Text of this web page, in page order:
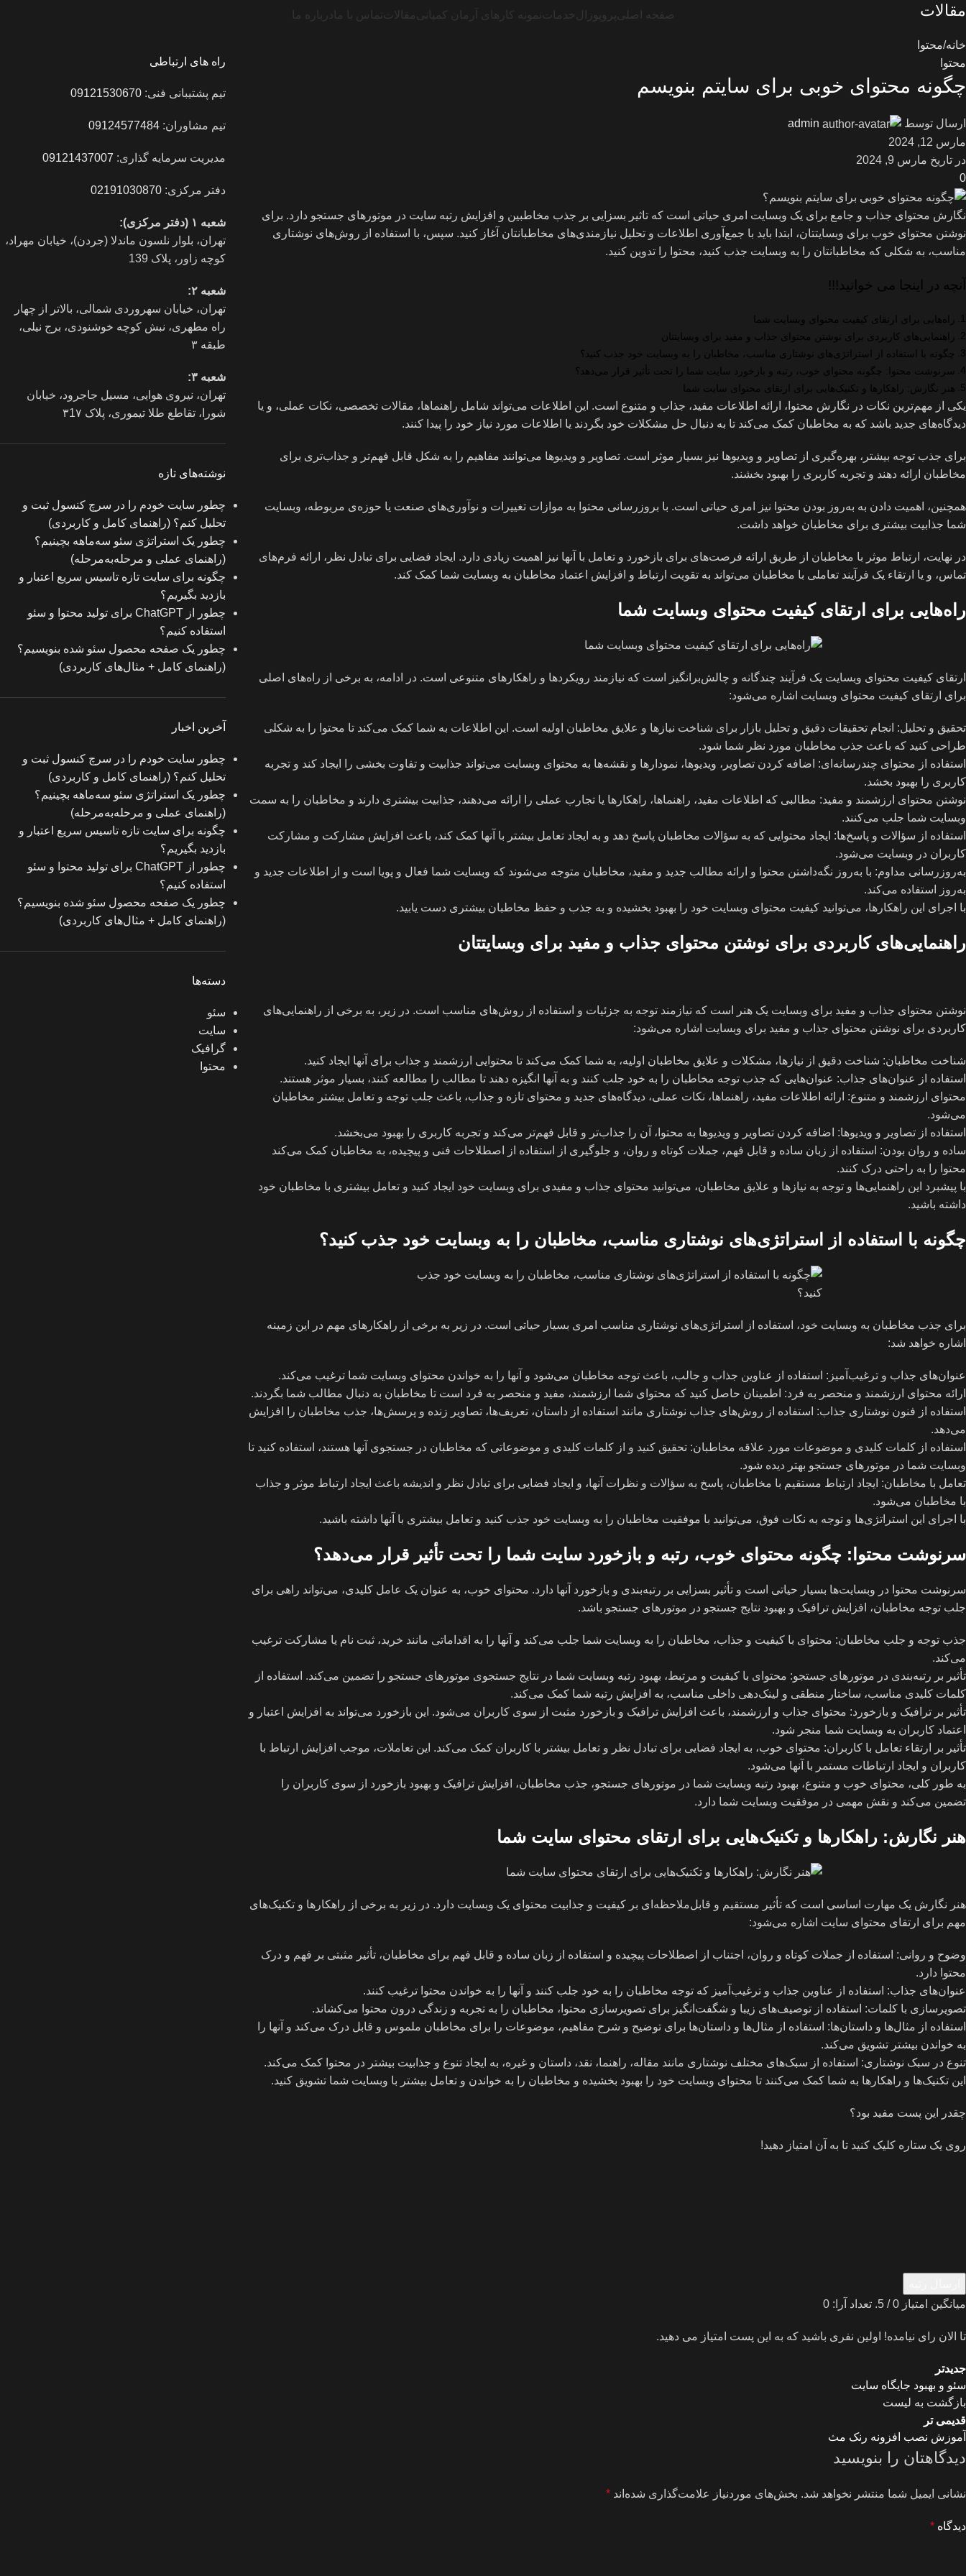
صفحه اصلی پروپوزال خدماتنمونه کارهای آرمان کمپانی مقالاتتماس با ما درباره ما مقالات
خانه محتوا
محتوا
چگونه محتوای خوبی برای سایتم بنویسم
ارسال توسط
admin
مارس 12, 2024
در تاریخ مارس 9, 2024
0
نگارش محتوای جذاب و جامع برای یک وبسایت امری حیاتی است که تاثیر بسزایی بر جذب مخاطبین و افزایش رتبه سایت در موتورهای جستجو دارد. برای
نوشتن محتوای خوب برای وبسایتتان، ابتدا باید با جمع‌آوری اطلاعات و تحلیل نیازمندی‌های مخاطبانتان آغاز کنید. سپس، با استفاده از روش‌های نوشتاری
مناسب، به شکلی که مخاطبانتان را به وبسایت جذب کنید، محتوا را تدوین کنید.
آنچه در اینجا می خوانید!!!
راه‌هایی برای ارتقای کیفیت محتوای وبسایت شما
راهنمایی‌های کاربردی برای نوشتن محتوای جذاب و مفید برای وبسایتتان
چگونه با استفاده از استراتژی‌های نوشتاری مناسب، مخاطبان را به وبسایت خود جذب کنید؟
سرنوشت محتوا: چگونه محتوای خوب، رتبه و بازخورد سایت شما را تحت تأثیر قرار می‌دهد؟
هنر نگارش: راهکارها و تکنیک‌هایی برای ارتقای محتوای سایت شما
یکی از مهم‌ترین نکات در نگارش محتوا، ارائه اطلاعات مفید، جذاب و متنوع است. این اطلاعات می‌تواند شامل راهنماها، مقالات تخصصی، نکات عملی، و یا
دیدگاه‌های جدید باشد که به مخاطبان کمک می‌کند تا به دنبال حل مشکلات خود بگردند یا اطلاعات مورد نیاز خود را پیدا کنند.
برای جذب توجه بیشتر، بهره‌گیری از تصاویر و ویدیوها نیز بسیار موثر است. تصاویر و ویدیوها می‌توانند مفاهیم را به شکل قابل فهم‌تر و جذاب‌تری برای
مخاطبان ارائه دهند و تجربه کاربری را بهبود بخشند.
همچنین، اهمیت دادن به به‌روز بودن محتوا نیز امری حیاتی است. با بروزرسانی محتوا به موازات تغییرات و نوآوری‌های صنعت یا حوزه‌ی مربوطه، وبسایت
شما جذابیت بیشتری برای مخاطبان خواهد داشت.
در نهایت، ارتباط موثر با مخاطبان از طریق ارائه فرصت‌های برای بازخورد و تعامل با آنها نیز اهمیت زیادی دارد. ایجاد فضایی برای تبادل نظر، ارائه فرم‌های
تماس، و یا ارتقاء یک فرآیند تعاملی با مخاطبان می‌تواند به تقویت ارتباط و افزایش اعتماد مخاطبان به وبسایت شما کمک کند.
راه‌هایی برای ارتقای کیفیت محتوای وبسایت شما
ارتقای کیفیت محتوای وبسایت یک فرآیند چندگانه و چالش‌برانگیز است که نیازمند رویکردها و راهکارهای متنوعی است. در ادامه، به برخی از راه‌های اصلی
برای ارتقای کیفیت محتوای وبسایت اشاره می‌شود:
تحقیق و تحلیل: انجام تحقیقات دقیق و تحلیل بازار برای شناخت نیازها و علایق مخاطبان اولیه است. این اطلاعات به شما کمک می‌کند تا محتوا را به شکلی
طراحی کنید که باعث جذب مخاطبان مورد نظر شما شود.
استفاده از محتوای چندرسانه‌ای: اضافه کردن تصاویر، ویدیوها، نمودارها و نقشه‌ها به محتوای وبسایت می‌تواند جذابیت و تفاوت بخشی را ایجاد کند و تجربه
کاربری را بهبود بخشد.
نوشتن محتوای ارزشمند و مفید: مطالبی که اطلاعات مفید، راهنماها، راهکارها یا تجارب عملی را ارائه می‌دهند، جذابیت بیشتری دارند و مخاطبان را به سمت
وبسایت شما جلب می‌کنند.
استفاده از سؤالات و پاسخ‌ها: ایجاد محتوایی که به سؤالات مخاطبان پاسخ دهد و به ایجاد تعامل بیشتر با آنها کمک کند، باعث افزایش مشارکت و مشارکت
کاربران در وبسایت می‌شود.
به‌روزرسانی مداوم: با به‌روز نگه‌داشتن محتوا و ارائه مطالب جدید و مفید، مخاطبان متوجه می‌شوند که وبسایت شما فعال و پویا است و از اطلاعات جدید و
به‌روز استفاده می‌کند.
با اجرای این راهکارها، می‌توانید کیفیت محتوای وبسایت خود را بهبود بخشیده و به جذب و حفظ مخاطبان بیشتری دست یابید.
راهنمایی‌های کاربردی برای نوشتن محتوای جذاب و مفید برای وبسایتتان
نوشتن محتوای جذاب و مفید برای وبسایت یک هنر است که نیازمند توجه به جزئیات و استفاده از روش‌های مناسب است. در زیر، به برخی از راهنمایی‌های
کاربردی برای نوشتن محتوای جذاب و مفید برای وبسایت اشاره می‌شود:
شناخت مخاطبان: شناخت دقیق از نیازها، مشکلات و علایق مخاطبان اولیه، به شما کمک می‌کند تا محتوایی ارزشمند و جذاب برای آنها ایجاد کنید.
استفاده از عنوان‌های جذاب: عنوان‌هایی که جذب توجه مخاطبان را به خود جلب کنند و به آنها انگیزه دهند تا مطالب را مطالعه کنند، بسیار موثر هستند.
محتوای ارزشمند و متنوع: ارائه اطلاعات مفید، راهنماها، نکات عملی، دیدگاه‌های جدید و محتوای تازه و جذاب، باعث جلب توجه و تعامل بیشتر مخاطبان
می‌شود.
استفاده از تصاویر و ویدیوها: اضافه کردن تصاویر و ویدیوها به محتوا، آن را جذاب‌تر و قابل فهم‌تر می‌کند و تجربه کاربری را بهبود می‌بخشد.
ساده و روان بودن: استفاده از زبان ساده و قابل فهم، جملات کوتاه و روان، و جلوگیری از استفاده از اصطلاحات فنی و پیچیده، به مخاطبان کمک می‌کند
محتوا را به راحتی درک کنند.
با پیشبرد این راهنمایی‌ها و توجه به نیازها و علایق مخاطبان، می‌توانید محتوای جذاب و مفیدی برای وبسایت خود ایجاد کنید و تعامل بیشتری با مخاطبان خود
داشته باشید.
چگونه با استفاده از استراتژی‌های نوشتاری مناسب، مخاطبان را به وبسایت خود جذب کنید؟
برای جذب مخاطبان به وبسایت خود، استفاده از استراتژی‌های نوشتاری مناسب امری بسیار حیاتی است. در زیر به برخی از راهکارهای مهم در این زمینه
اشاره خواهد شد:
عنوان‌های جذاب و ترغیب‌آمیز: استفاده از عناوین جذاب و جالب، باعث توجه مخاطبان می‌شود و آنها را به خواندن محتوای وبسایت شما ترغیب می‌کند.
ارائه محتوای ارزشمند و منحصر به فرد: اطمینان حاصل کنید که محتوای شما ارزشمند، مفید و منحصر به فرد است تا مخاطبان به دنبال مطالب شما بگردند.
استفاده از فنون نوشتاری جذاب: استفاده از روش‌های جذاب نوشتاری مانند استفاده از داستان، تعریف‌ها، تصاویر زنده و پرسش‌ها، جذب مخاطبان را افزایش
می‌دهد.
استفاده از کلمات کلیدی و موضوعات مورد علاقه مخاطبان: تحقیق کنید و از کلمات کلیدی و موضوعاتی که مخاطبان در جستجوی آنها هستند، استفاده کنید تا
وبسایت شما در موتورهای جستجو بهتر دیده شود.
تعامل با مخاطبان: ایجاد ارتباط مستقیم با مخاطبان، پاسخ به سؤالات و نظرات آنها، و ایجاد فضایی برای تبادل نظر و اندیشه باعث ایجاد ارتباط موثر و جذاب
با مخاطبان می‌شود.
با اجرای این استراتژی‌ها و توجه به نکات فوق، می‌توانید با موفقیت مخاطبان را به وبسایت خود جذب کنید و تعامل بیشتری با آنها داشته باشید.
سرنوشت محتوا: چگونه محتوای خوب، رتبه و بازخورد سایت شما را تحت تأثیر قرار می‌دهد؟
سرنوشت محتوا در وبسایت‌ها بسیار حیاتی است و تأثیر بسزایی بر رتبه‌بندی و بازخورد آنها دارد. محتوای خوب، به عنوان یک عامل کلیدی، می‌تواند راهی برای
جلب توجه مخاطبان، افزایش ترافیک و بهبود نتایج جستجو در موتورهای جستجو باشد.
جذب توجه و جلب مخاطبان: محتوای با کیفیت و جذاب، مخاطبان را به وبسایت شما جلب می‌کند و آنها را به اقداماتی مانند خرید، ثبت نام یا مشارکت ترغیب
می‌کند.
تأثیر بر رتبه‌بندی در موتورهای جستجو: محتوای با کیفیت و مرتبط، بهبود رتبه وبسایت شما در نتایج جستجوی موتورهای جستجو را تضمین می‌کند. استفاده از
کلمات کلیدی مناسب، ساختار منطقی و لینک‌دهی داخلی مناسب، به افزایش رتبه شما کمک می‌کند.
تأثیر بر ترافیک و بازخورد: محتوای جذاب و ارزشمند، باعث افزایش ترافیک و بازخورد مثبت از سوی کاربران می‌شود. این بازخورد می‌تواند به افزایش اعتبار و
اعتماد کاربران به وبسایت شما منجر شود.
تأثیر بر ارتقاء تعامل با کاربران: محتوای خوب، به ایجاد فضایی برای تبادل نظر و تعامل بیشتر با کاربران کمک می‌کند. این تعاملات، موجب افزایش ارتباط با
کاربران و ایجاد ارتباطات مستمر با آنها می‌شود.
به طور کلی، محتوای خوب و متنوع، بهبود رتبه وبسایت شما در موتورهای جستجو، جذب مخاطبان، افزایش ترافیک و بهبود بازخورد از سوی کاربران را
تضمین می‌کند و نقش مهمی در موفقیت وبسایت شما دارد.
هنر نگارش: راهکارها و تکنیک‌هایی برای ارتقای محتوای سایت شما
هنر نگارش یک مهارت اساسی است که تأثیر مستقیم و قابل‌ملاحظه‌ای بر کیفیت و جذابیت محتوای یک وبسایت دارد. در زیر به برخی از راهکارها و تکنیک‌های
مهم برای ارتقای محتوای سایت اشاره می‌شود:
وضوح و روانی: استفاده از جملات کوتاه و روان، اجتناب از اصطلاحات پیچیده و استفاده از زبان ساده و قابل فهم برای مخاطبان، تأثیر مثبتی بر فهم و درک
محتوا دارد.
عنوان‌های جذاب: استفاده از عناوین جذاب و ترغیب‌آمیز که توجه مخاطبان را به خود جلب کنند و آنها را به خواندن محتوا ترغیب کنند.
تصویرسازی با کلمات: استفاده از توصیف‌های زیبا و شگفت‌انگیز برای تصویرسازی محتوا، مخاطبان را به تجربه و زندگی درون محتوا می‌کشاند.
استفاده از مثال‌ها و داستان‌ها: استفاده از مثال‌ها و داستان‌ها برای توضیح و شرح مفاهیم، موضوعات را برای مخاطبان ملموس و قابل درک می‌کند و آنها را
به خواندن بیشتر تشویق می‌کند.
تنوع در سبک نوشتاری: استفاده از سبک‌های مختلف نوشتاری مانند مقاله، راهنما، نقد، داستان و غیره، به ایجاد تنوع و جذابیت بیشتر در محتوا کمک می‌کند.
این تکنیک‌ها و راهکارها به شما کمک می‌کنند تا محتوای وبسایت خود را بهبود بخشیده و مخاطبان را به خواندن و تعامل بیشتر با وبسایت شما تشویق کنید.
چقدر این پست مفید بود؟
روی یک ستاره کلیک کنید تا به آن امتیاز دهید!
میانگین امتیاز 0/ 5. تعداد آرا: 0
تا الان رای نیامده! اولین نفری باشید که به این پست امتیاز می دهید.
جدیدتر
سئو و بهبود جایگاه سایت
بازگشت به لیست
قدیمی تر
آموزش نصب افزونه رنک مث
دیدگاهتان را بنویسید
نشانی ایمیل شما منتشر نخواهد شد. بخش‌های موردنیاز علامت‌گذاری شده‌اند *
دیدگاه *
راه های ارتباطی
تیم پشتیبانی فنی:09121530670
تیم مشاوران:09124577484
مدیریت سرمایه گذاری: 09121437007
دفتر مرکزی:02191030870
شعبه ۱ (دفتر مرکزی):
تهران، بلوار نلسون ماندلا (جردن)، خیابان مهراد،
کوچه زاور، پلاک 139
شعبه ۲:
تهران، خيابان سهروردی شمالی، بالاتر از چهار
راه مطهری، نبش کوچه خوشنودی، برج نیلی،
طبقه ۳
شعبه ۳:
تهران، نیروی هوایی، مسیل جاجرود، خیابان
شورا، تقاطع طلا تیموری، پلاک ۳1۷
نوشته‌های تازه
چطور سایت خودم را در سرچ کنسول ثبت و
تحلیل کنم؟ (راهنمای کامل و کاربردی)
چطور یک استراتژی سئو سه‌ماهه بچینیم؟
(راهنمای عملی و مرحله‌به‌مرحله)
چگونه برای سایت تازه‌ تاسیس سریع اعتبار و
بازدید بگیریم؟
چطور از ChatGPT برای تولید محتوا و سئو
استفاده کنیم؟
چطور یک صفحه محصول سئو شده بنویسیم؟
(راهنمای کامل + مثال‌های کاربردی)
آخرین اخبار
چطور سایت خودم را در سرچ کنسول ثبت و
تحلیل کنم؟ (راهنمای کامل و کاربردی)
چطور یک استراتژی سئو سه‌ماهه بچینیم؟
(راهنمای عملی و مرحله‌به‌مرحله)
چگونه برای سایت تازه‌ تاسیس سریع اعتبار و
بازدید بگیریم؟
چطور از ChatGPT برای تولید محتوا و سئو
استفاده کنیم؟
چطور یک صفحه محصول سئو شده بنویسیم؟
(راهنمای کامل + مثال‌های کاربردی)
دسته‌ها
سئو
سایت
گرافیک
محتوا